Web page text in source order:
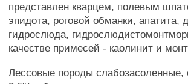
представлен кварцем, полевым
эпидота, роговой обманки, апатита,
гидрослюда,
качестве примесей - каолинит и
Лессовые породы слабозасоленные,